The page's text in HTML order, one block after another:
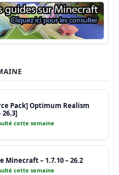
Pack] Optimum Realism
26.3]
cette semaine
Minecraft – 1.7.10 – 26.2
cette semaine